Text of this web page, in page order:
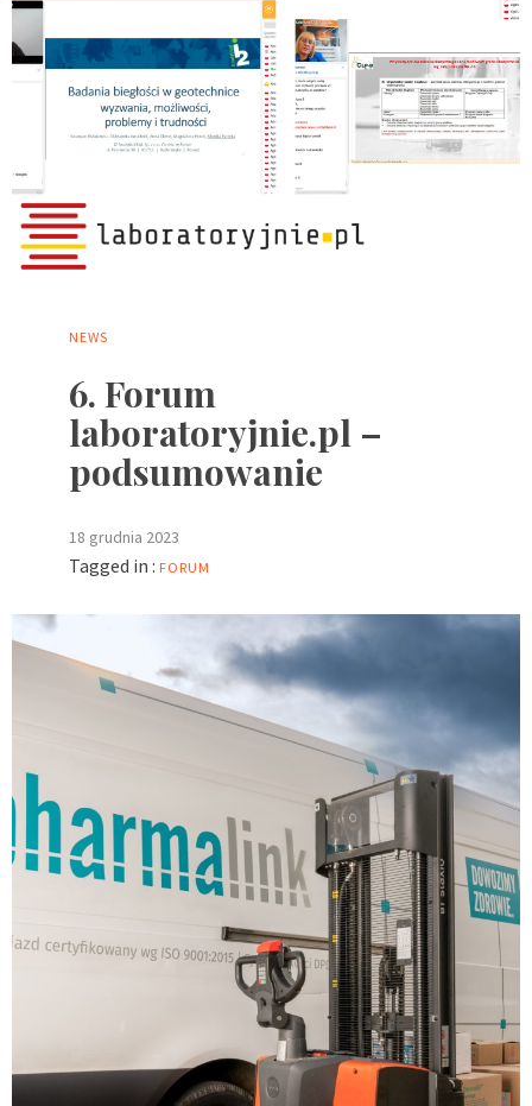
NEWS
6. Forum
laboratoryjnie.pl –
podsumowanie
18 grudnia 2023
Tagged in : FORUM